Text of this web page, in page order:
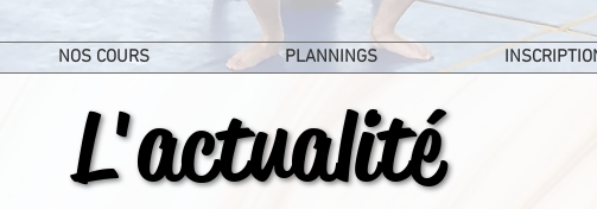
NOS COURS PLANNINGS
L'actualité
L'actualité